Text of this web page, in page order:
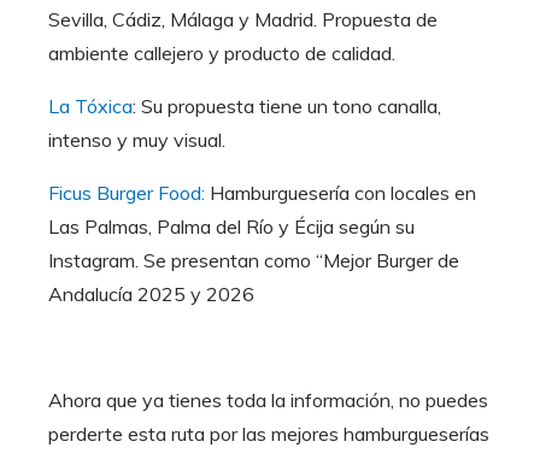
Sevilla, Cádiz, Málaga y Madrid. Propuesta de
ambiente callejero y producto de calidad.
La Tóxica: Su propuesta tiene un tono canalla,
intenso y muy visual.
Ficus Burger Food: Hamburguesería con locales en
Las Palmas, Palma del Río y Écija según su
Instagram. Se presentan como “Mejor Burger de
Andalucía 2025 y 2026
Ahora que ya tienes toda la información, no puedes
perderte esta ruta por las mejores hamburgueserías